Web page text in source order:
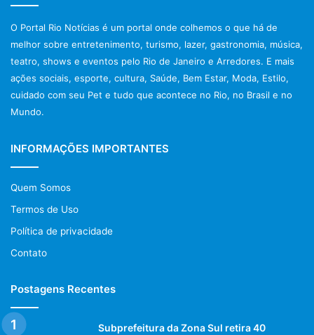
O Portal Rio Notícias é um portal onde colhemos o que há de
melhor sobre entretenimento, turismo, lazer, gastronomia, música,
teatro, shows e eventos pelo Rio de Janeiro e Arredores. E mais
ações sociais, esporte, cultura, Saúde, Bem Estar, Moda, Estilo,
cuidado com seu Pet e tudo que acontece no Rio, no Brasil e no
Mundo.
INFORMAÇÕES IMPORTANTES
Quem Somos
Termos de Uso
Política de privacidade
Contato
Postagens Recentes
Subprefeitura da Zona Sul retira 40